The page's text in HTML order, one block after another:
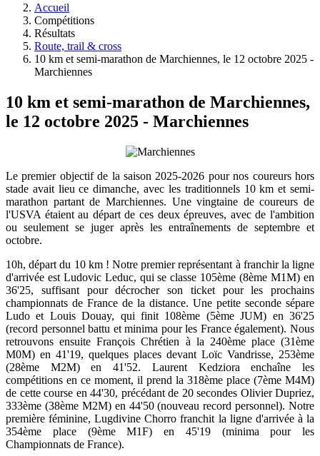
Accueil
Compétitions
Résultats
Route, trail & cross
10 km et semi-marathon de Marchiennes, le 12 octobre 2025 -
Marchiennes
10 km et semi-marathon de Marchiennes,
le 12 octobre 2025 - Marchiennes
Le premier objectif de la saison 2025-2026 pour nos coureurs hors
stade avait lieu ce dimanche, avec les traditionnels 10 km et semi-
marathon partant de Marchiennes. Une vingtaine de coureurs de
l'USVA étaient au départ de ces deux épreuves, avec de l'ambition
ou seulement se juger après les entraînements de septembre et
octobre.
10h, départ du 10 km ! Notre premier représentant à franchir la ligne
d'arrivée est Ludovic Leduc, qui se classe 105ème (8ème M1M) en
36'25, suffisant pour décrocher son ticket pour les prochains
championnats de France de la distance. Une petite seconde sépare
Ludo et Louis Douay, qui finit 108ème (5ème JUM) en 36'25
(record personnel battu et minima pour les France également). Nous
retrouvons ensuite François Chrétien à la 240ème place (31ème
M0M) en 41'19, quelques places devant Loïc Vandrisse, 253ème
(28ème M2M) en 41'52. Laurent Kedziora enchaîne les
compétitions en ce moment, il prend la 318ème place (7ème M4M)
de cette course en 44'30, précédant de 20 secondes Olivier Dupriez,
333ème (38ème M2M) en 44'50 (nouveau record personnel). Notre
première féminine, Lugdivine Chorro franchit la ligne d'arrivée à la
354ème place (9ème M1F) en 45'19 (minima pour les
Championnats de France).